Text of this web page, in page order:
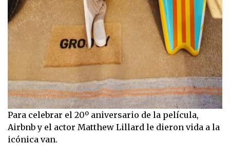
Para celebrar el 20º aniversario de la película,
Airbnb y el actor Matthew Lillard le dieron vida a la
icónica van.